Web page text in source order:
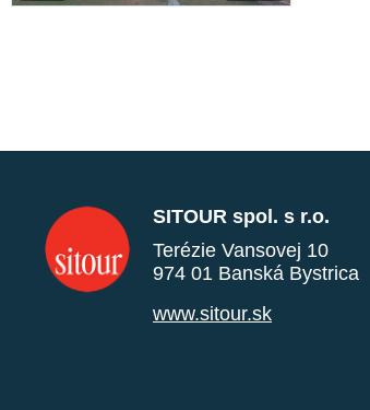
SITOUR spol. s r.o.
Terézie Vansovej 10
974 01 Banská Bystrica
www.sitour.sk